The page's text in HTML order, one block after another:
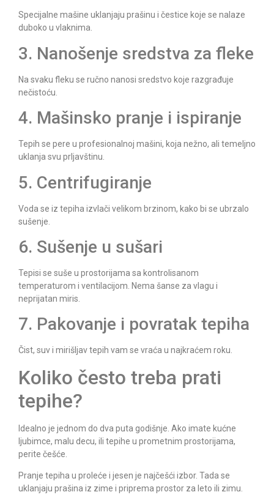
Specijalne mašine uklanjaju prašinu i čestice koje se nalaze
duboko u vlaknima.
3. Nanošenje sredstva za fleke
Na svaku fleku se ručno nanosi sredstvo koje razgrađuje
nečistoću.
4. Mašinsko pranje i ispiranje
Tepih se pere u profesionalnoj mašini, koja nežno, ali temeljno
uklanja svu prljavštinu.
5. Centrifugiranje
Voda se iz tepiha izvlači velikom brzinom, kako bi se ubrzalo
sušenje.
6. Sušenje u sušari
Tepisi se suše u prostorijama sa kontrolisanom
temperaturom i ventilacijom. Nema šanse za vlagu i
neprijatan miris.
7. Pakovanje i povratak tepiha
Čist, suv i mirišljav tepih vam se vraća u najkraćem roku.
Koliko često treba prati
tepihe?
Idealno je jednom do dva puta godišnje. Ako imate kućne
ljubimce, malu decu, ili tepihe u prometnim prostorijama,
perite češće.
Pranje tepiha u proleće i jesen je najčešći izbor. Tada se
uklanjaju prašina iz zime i priprema prostor za leto ili zimu.